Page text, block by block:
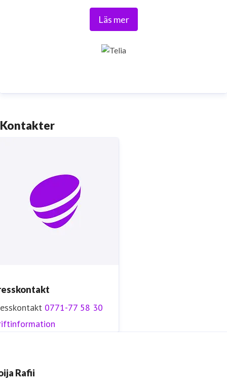
samhället, vi bygger Framtidens nät. Vi har bestämt
oss för att förändra it-och telekomindustrin och föra
Läs mer
Kontakter
0771-77 58 30
Rafii